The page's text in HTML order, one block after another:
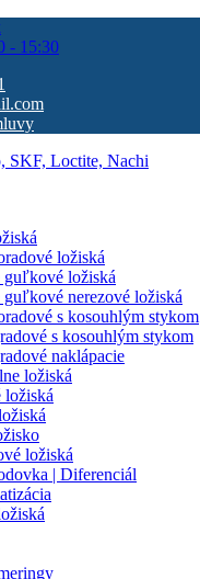
- 15:30
ložiská
guľkové ložiská
guľkové nerezové ložiská
s kosouhlým stykom
s kosouhlým stykom
naklápacie
ložiská
ložiská
| Diferenciál